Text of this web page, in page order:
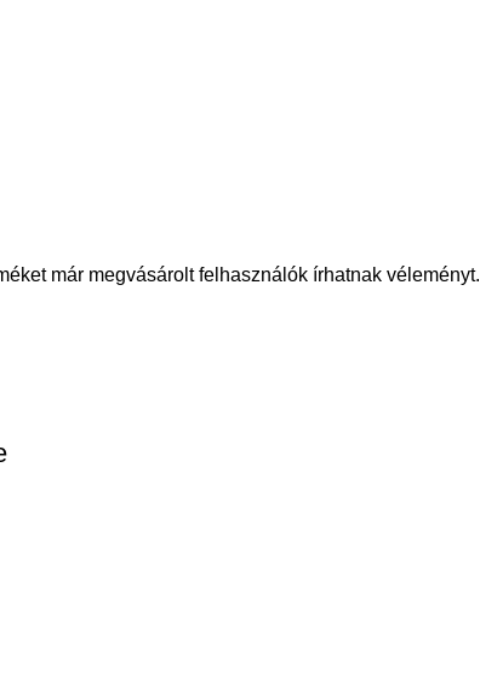
már megvásárolt felhasználók írhatnak véleményt.